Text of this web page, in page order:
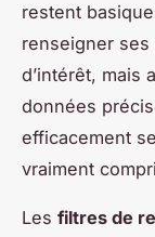
restent
renseigner
d’intérêt, mais
données
efficacement
vraiment
Les filtres de